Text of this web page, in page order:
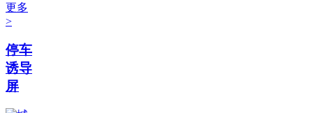
更多
>
停车
诱导
屏